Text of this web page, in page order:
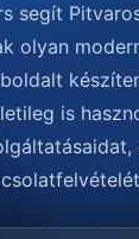
segít
olyan
is